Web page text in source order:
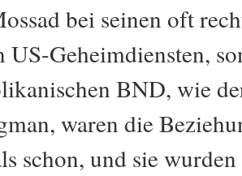
bei seinen oft
US-Geheimdiensten,
BND, wie
waren die
schon, und sie